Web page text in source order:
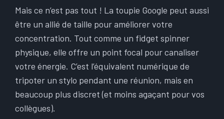
Mais ce n’est pas tout ! La toupie Google peut aussi
être un allié de taille pour améliorer votre
concentration. Tout comme un fidget spinner
physique, elle offre un point focal pour canaliser
votre énergie. C’est l’équivalent numérique de
tripoter un stylo pendant une réunion, mais en
beaucoup plus discret (et moins agaçant pour vos
collègues).